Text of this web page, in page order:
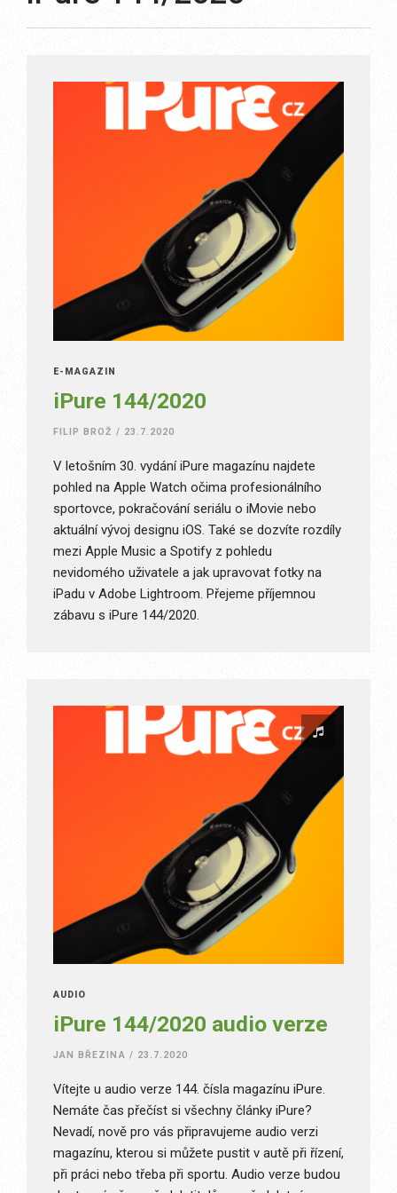
E-MAGAZÍN
iPure 144/2020
FILIP BROŽ / 23.7.2020
V letošním 30. vydání iPure magazínu najdete
pohled na Apple Watch očima profesionálního
sportovce, pokračování seriálu o iMovie nebo
aktuální vývoj designu iOS. Také se dozvíte rozdíly
mezi Apple Music a Spotify z pohledu
nevidomého uživatele a jak upravovat fotky na
iPadu v Adobe Lightroom. Přejeme příjemnou
zábavu s iPure 144/2020.
AUDIO
iPure 144/2020 audio verze
JAN BŘEZINA / 23.7.2020
Vítejte u audio verze 144. čísla magazínu iPure.
Nemáte čas přečíst si všechny články iPure?
Nevadí, nově pro vás připravujeme audio verzi
magazínu, kterou si můžete pustit v autě při řízení,
při práci nebo třeba při sportu. Audio verze budou